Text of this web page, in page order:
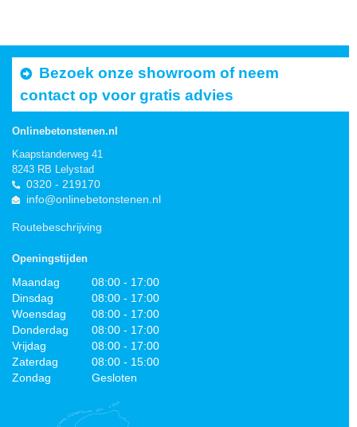
Bezoek onze showroom of neem
contact op voor gratis advies
Onlinebetonstenen.nl
Kaapstanderweg 41
8243 RB Lelystad
0320 - 219170
info@onlinebetonstenen.nl
Routebeschrijving
Openingstijden
Maandag
08:00 - 17:00
Dinsdag
08:00 - 17:00
Woensdag
08:00 - 17:00
Donderdag
08:00 - 17:00
Vrijdag
08:00 - 17:00
Zaterdag
08:00 - 15:00
Zondag
Gesloten